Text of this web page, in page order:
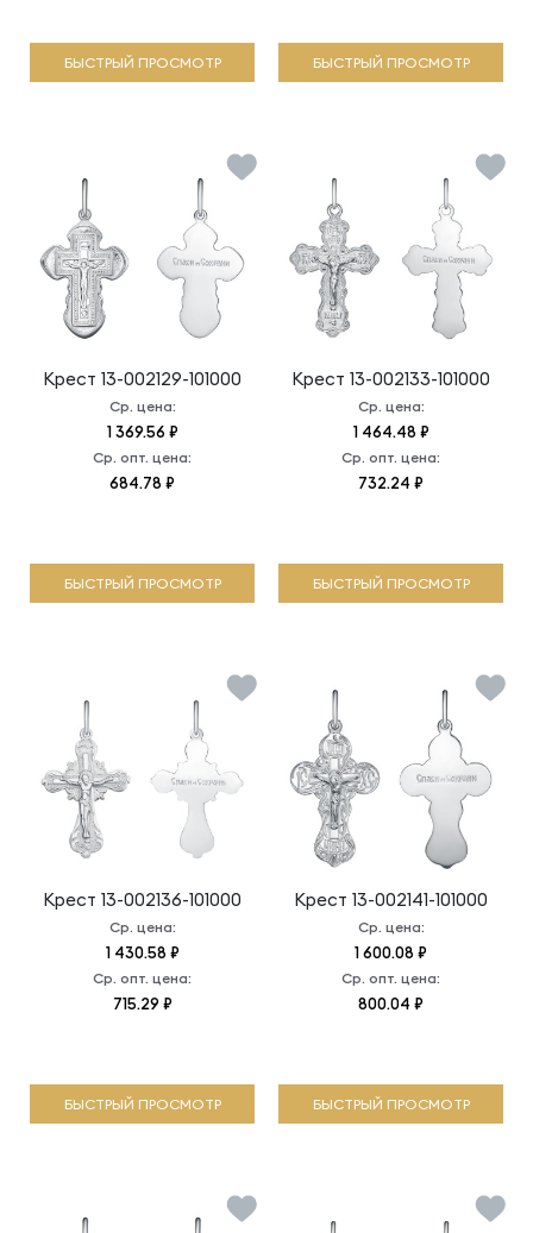
БЫСТРЫЙ ПРОСМОТР БЫСТРЫЙ ПРОСМОТР
Крест 13-002129-101000
Ср. цена:
1 369.56 ₽
Ср. опт. цена:
684.78 ₽
БЫСТРЫЙ ПРОСМОТР
Крест 13-002133-101000
Ср. цена:
1 464.48 ₽
Ср. опт. цена:
732.24 ₽
БЫСТРЫЙ ПРОСМОТР
Крест 13-002136-101000
Ср. цена:
1 430.58 ₽
Ср. опт. цена:
715.29 ₽
БЫСТРЫЙ ПРОСМОТР
Крест 13-002141-101000
Ср. цена:
1 600.08 ₽
Ср. опт. цена:
800.04 ₽
БЫСТРЫЙ ПРОСМОТР